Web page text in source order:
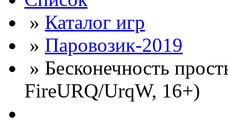
» Каталог игр
» Паровозик-2019
» Бесконечность
FireURQ/UrqW, 16+)